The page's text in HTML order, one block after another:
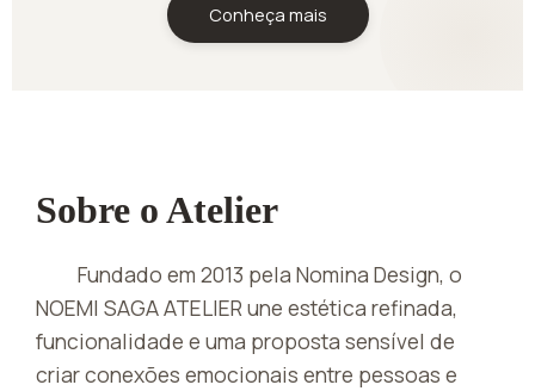
Conheça mais
Sobre o Atelier
Fundado em 2013 pela Nomina Design, o
NOEMI SAGA ATELIER une estética refinada,
funcionalidade e uma proposta sensível de
criar conexões emocionais entre pessoas e